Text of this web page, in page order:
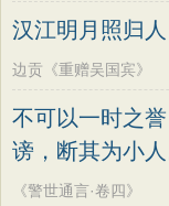
汉江明月照归人
边贡《重赠吴国宾》
不可以一时之
谤，断其为小人
《警世通言·卷四》